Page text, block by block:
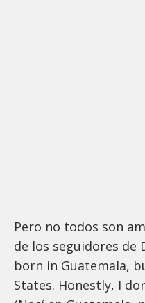
Pero no todos son
de los seguidores de
born in Guatemala,
States. Honestly, I